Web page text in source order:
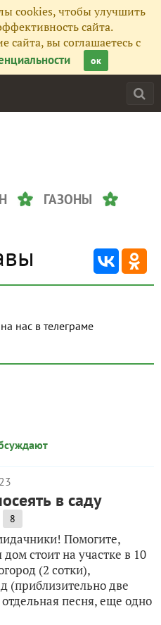
cookies, чтобы улучшить
сайта.
сайта, вы соглашаетесь с
ок
ГАЗОНЫ
Подпишитесь на нас в телеграме
в саду
8
Помогите,
стоит на участке в 10
(2 сотки),
(приблизительно две
песня, еще одно